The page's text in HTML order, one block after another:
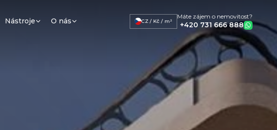
Nástroje O nás CZ / Kč / m²
Máte zájem o nemovitost?
+420 731 666 888